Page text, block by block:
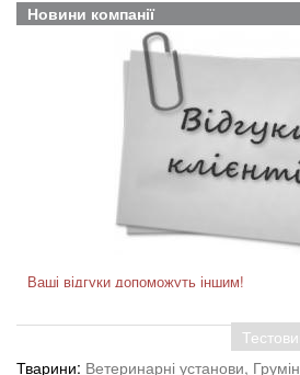
Новини компанії
Ваші відгуки допоможуть іншим!
Відтепер на сторінку кожного платного
ck.dovidkove.com додано модуль
Будь-який користувач інтернету може
іншої фірми та залишити після
не дай Боже, негативний відгук.
Тварини: Ветеринарні установи,